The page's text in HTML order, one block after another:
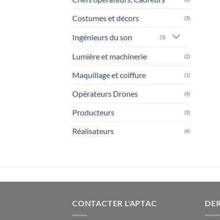
Costumes et décors (3)
Ingénieurs du son (3)
Lumière et machinerie (2)
Maquillage et coiffure (1)
Opérateurs Drones (4)
Producteurs (3)
Réalisateurs (4)
CONTACTER L'APTAC